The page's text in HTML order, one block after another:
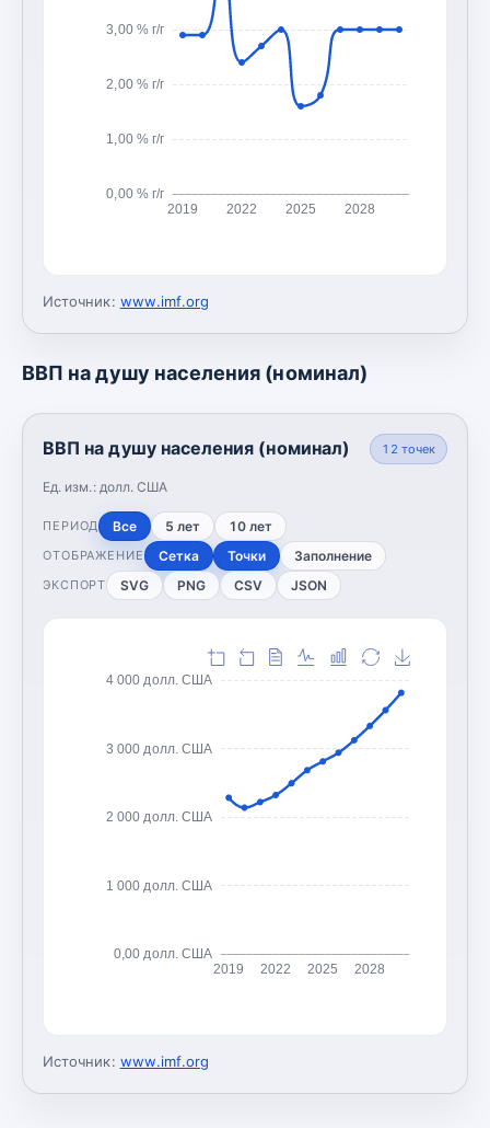
0,00 % г/г
1,00 % г/г
2,00 % г/г
3,00 % г/г
2019 2022 2025 2028
Источник: www.imf.org
ВВП на душу населения (номинал)
ВВП на душу населения (номинал)
Ед. изм.: долл. США
12 точек
ПЕРИОД Все 5 лет 10 лет
ОТОБРАЖЕНИЕ Сетка Точки Заполнение
ЭКСПОРТ SVG PNG CSV JSON
0,00 долл. США
1 000 долл. США
2 000 долл. США
3 000 долл. США
4 000 долл. США
2019 2022 2025 2028
Источник: www.imf.org